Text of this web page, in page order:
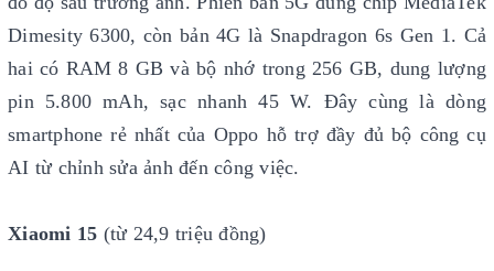
Dimesity 6300, còn bản 4G là Snapdragon 6s Gen 1. Cả
hai có RAM 8 GB và bộ nhớ trong 256 GB, dung lượng
pin 5.800 mAh, sạc nhanh 45 W. Đây cùng là dòng
smartphone rẻ nhất của Oppo hỗ trợ đầy đủ bộ công cụ
AI từ chỉnh sửa ảnh đến công việc.
Xiaomi 15 (từ 24,9 triệu đồng)